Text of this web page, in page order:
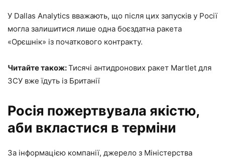
У Dallas Analytics вважають, що після цих запусків у Росії
могла залишитися лише одна боєздатна ракета
«Орєшнік» із початкового контракту.
Читайте також:Тисячі антидронових ракет Martlet для
ЗСУ вже їдуть із Британії
Росія пожертвувала якістю,
аби вкластися в терміни
За інформацією компанії, джерело з Міністерства